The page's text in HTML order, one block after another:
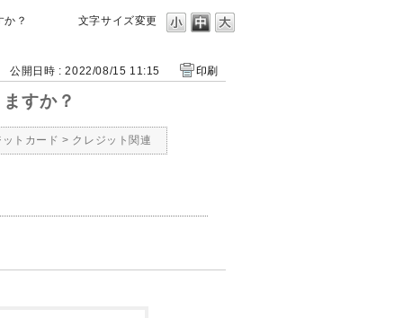
文字サイズ変更
？
公開日時 : 2022/08/15 11:15 印刷
すか？
トカード > クレジット関連